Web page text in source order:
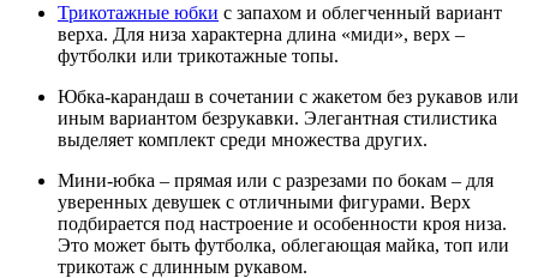
Трикотажные юбки с запахом и облегченный вариант
верха. Для низа характерна длина «миди», верх –
футболки или трикотажные топы.
Юбка-карандаш в сочетании с жакетом без рукавов или
иным вариантом безрукавки. Элегантная стилистика
выделяет комплект среди множества других.
Мини-юбка – прямая или с разрезами по бокам – для
уверенных девушек с отличными фигурами. Верх
подбирается под настроение и особенности кроя низа.
Это может быть футболка, облегающая майка, топ или
трикотаж с длинным рукавом.